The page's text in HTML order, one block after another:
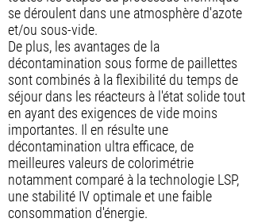
se déroulent dans une atmosphère d'azote
et/ou sous-vide.
De plus, les avantages de la
décontamination sous forme de paillettes
sont combinés à la flexibilité du temps de
séjour dans les réacteurs à l'état solide tout
en ayant des exigences de vide moins
importantes. Il en résulte une
décontamination ultra efficace, de
meilleures valeurs de colorimétrie
notamment comparé à la technologie LSP,
une stabilité IV optimale et une faible
consommation d'énergie.